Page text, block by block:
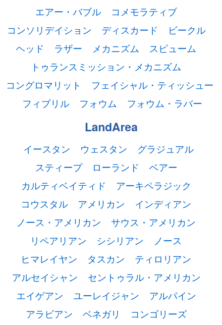
エアー・バブル
コメモラティブ
コンソリデイション
ディスカード
ビークル
ヘッド
ラザー メカニズム
スピューム
トゥランスミッション・メカニズム
コングロマリット
フェイシャル・ティッシュー
フィブリル
フォウム フォウム・ラバー
LandArea
イースタン ウェスタン
グラジュアル
スティープ
ローランド
ベアー
カルティベイティド
アーキペラジック
コウスタル
アメリカン
インディアン
ノース・アメリカン
サウス・アメリカン
リペアリアン
シシリアン
ノース
ヒマレイヤン
タスカン
ティロリアン
アルセイシャン
セントゥラル・アメリカン
エイゲアン
ユーレイジャン
アルパイン
アラビアン
ベネガリ
コンゴリーズ